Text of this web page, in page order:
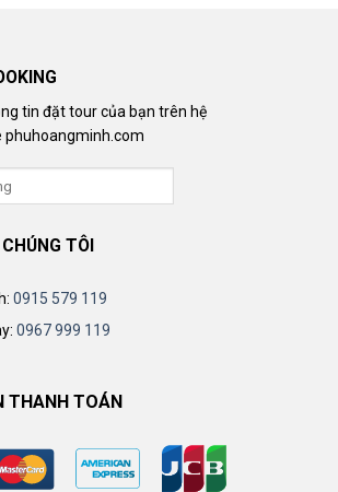
tin đặt tour của bạn trên hệ
phuhoangminh.com
TÔI
0915 579 119
0967 999 119
THANH TOÁN